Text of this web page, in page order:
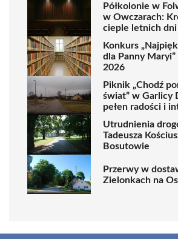
Półkolonie w
w Owczarach:
cieple letnich dni
Konkurs
dla Panny
2026
Piknik „Chodź
świat” w Garlicy
pełen radości i
Utrudnienia
Tadeusza
Bosutowie
Przerwy w
Zielonkach na